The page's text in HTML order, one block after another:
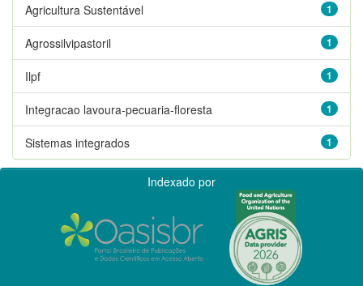
1
Agricultura Sustentável
1
Agrossilvipastoril
1
Ilpf
1
Integracao lavoura-pecuaria-floresta
1
Sistemas integrados
Indexado por